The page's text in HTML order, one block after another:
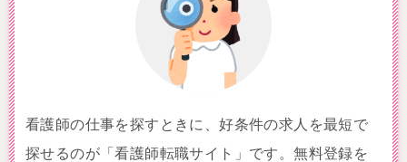
看護師の仕事を探すときに、好条件の求人を最短で
探せるのが「看護師転職サイト」です。無料登録を